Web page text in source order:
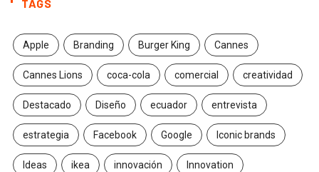
TAGS
Apple Branding Burger King Cannes
Cannes Lions coca-cola comercial creatividad
Destacado Diseño ecuador entrevista
estrategia Facebook Google Iconic brands
Ideas ikea innovación Innovation